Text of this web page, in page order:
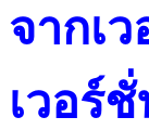
จากเ
เวอร์